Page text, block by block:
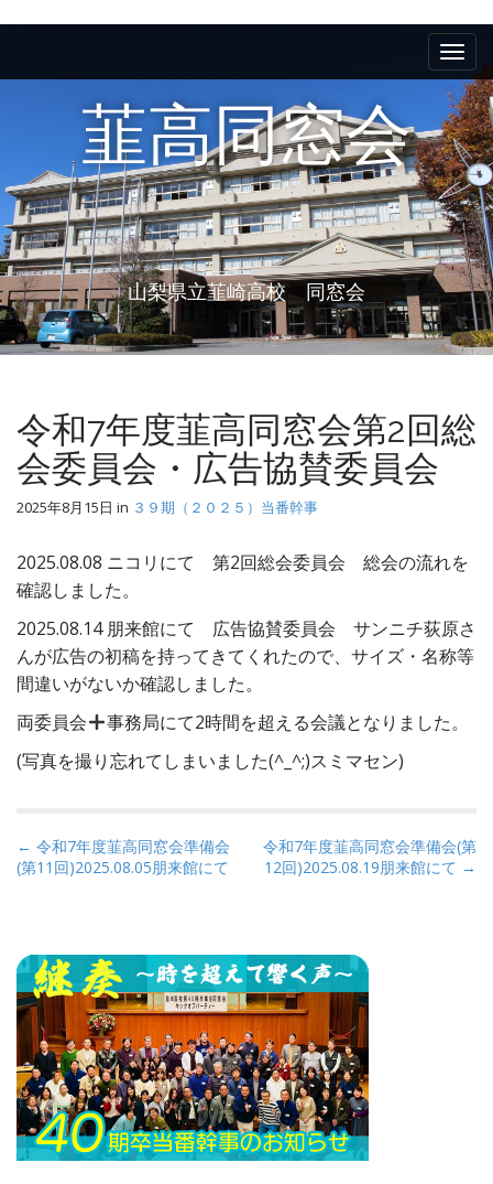
e
n
u
i
c
n
t
e
n
t
韮高同窓会
山梨県立韮崎高校 同窓会
令和7年度韮高同窓会第2回総
会委員会・広告協賛委員会
2025年8月15日 in ３９期（２０２５）当番幹事
2025.08.08 ニコリにて 第2回総会委員会 総会の流れを
確認しました。
2025.08.14 朋来館にて 広告協賛委員会 サンニチ荻原さ
んが広告の初稿を持ってきてくれたので、サイズ・名称等
間違いがないか確認しました。
両委員会
事務局にて2時間を超える会議となりました。
(写真を撮り忘れてしまいました(^_^;)スミマセン)
P
o
n
a
v
g
a
t
i
← 令和7年度韮高同窓会準備会
(第11回)2025.08.05朋来館にて
令和7年度韮高同窓会準備会(第
12回)2025.08.19朋来館にて →